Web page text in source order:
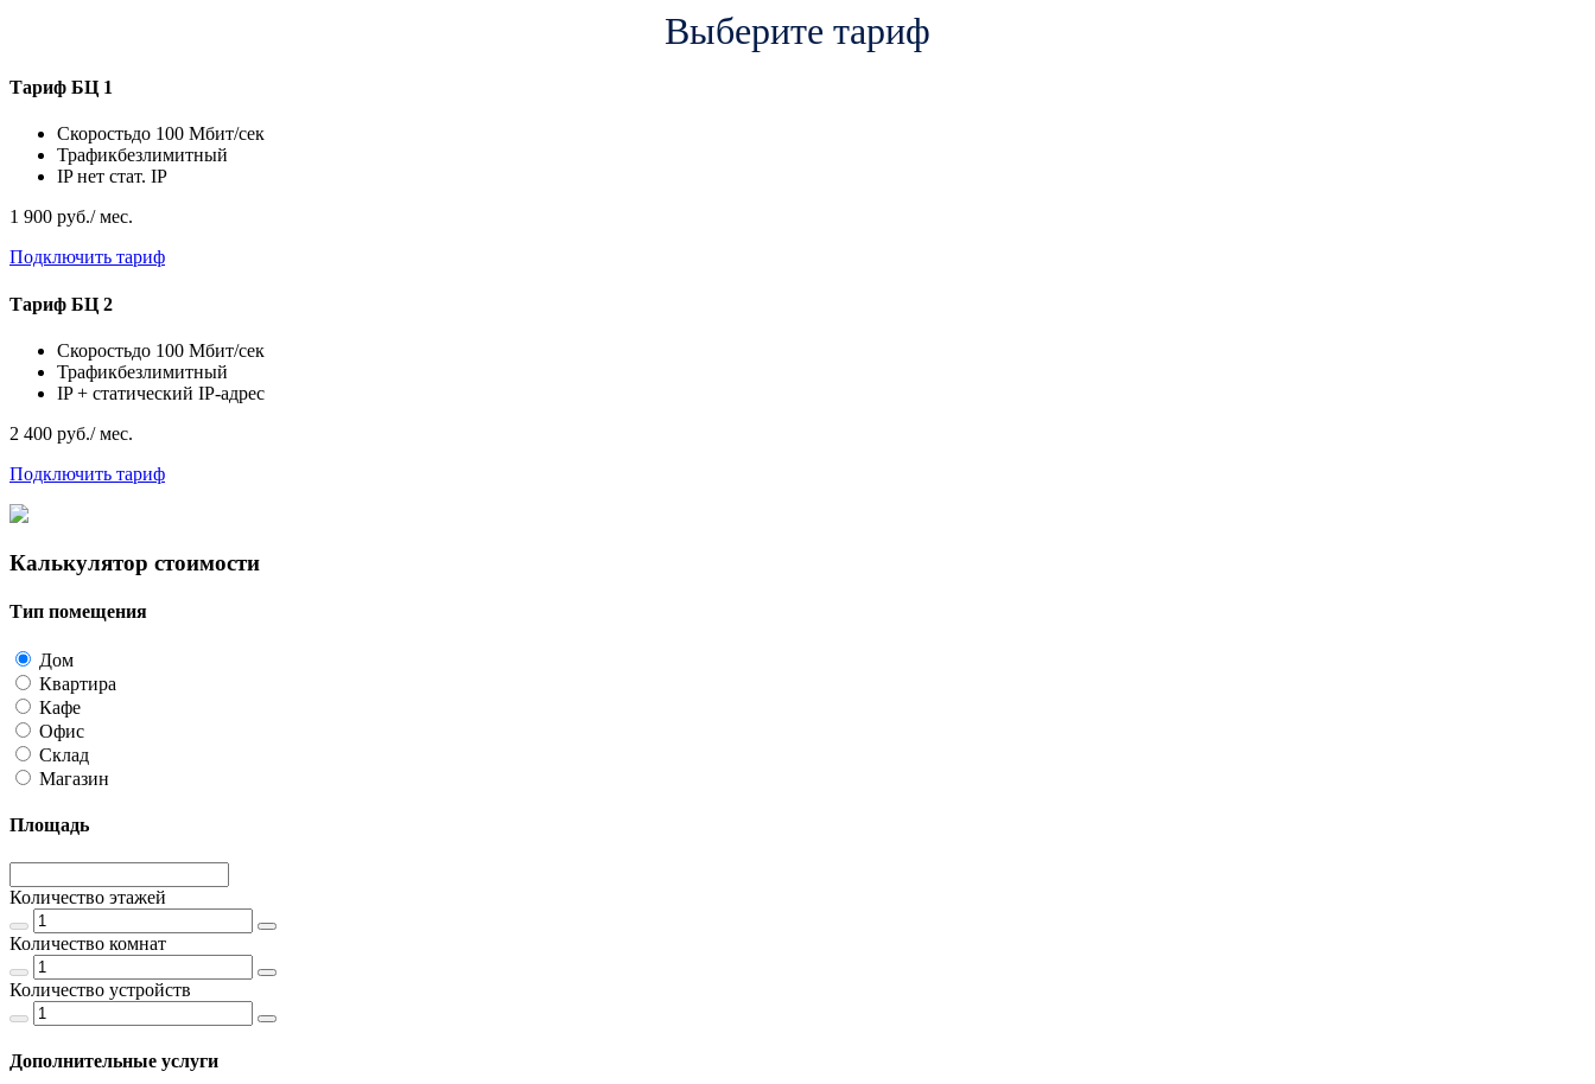
Выберите тариф
Тариф БЦ 1
Скоростьдо 100 Мбит/сек
Трафикбезлимитный
IPнет стат. IP
1 900 руб./ мес.
Подключить тариф
Тариф БЦ 2
Скоростьдо 100 Мбит/сек
Трафикбезлимитный
IP+ статический IP-адрес
2 400 руб./ мес.
Подключить тариф
Калькулятор стоимости
Тип помещения
Дом
Квартира
Кафе
Офис
Склад
Магазин
Площадь
Количество этажей
Количество комнат
Количество устройств
Дополнительные услуги